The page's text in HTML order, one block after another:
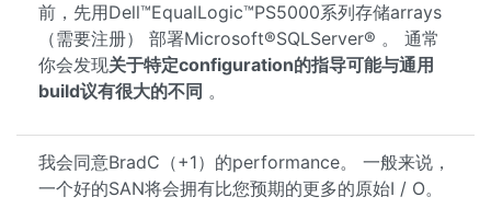
前，先用Dell™EqualLogic™PS5000系列存储arrays
（需要注册） 部署Microsoft®SQLServer® 。 通常
你会发现关于特定configuration的指导可能与通用
build议有很大的不同 。
我会同意BradC（+1）的performance。 一般来说，
一个好的SAN将会拥有比您预期的更多的原始I / O。